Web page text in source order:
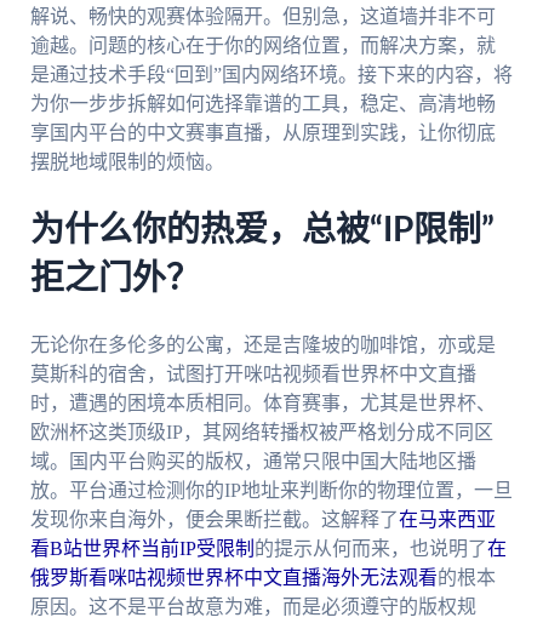
解说、畅快的观赛体验隔开。但别急，这道墙并非不可
逾越。问题的核心在于你的网络位置，而解决方案，就
是通过技术手段“回到”国内网络环境。接下来的内容，将
为你一步步拆解如何选择靠谱的工具，稳定、高清地畅
享国内平台的中文赛事直播，从原理到实践，让你彻底
摆脱地域限制的烦恼。
为什么你的热爱，总被“IP限制”
拒之门外？
无论你在多伦多的公寓，还是吉隆坡的咖啡馆，亦或是
莫斯科的宿舍，试图打开咪咕视频看世界杯中文直播
时，遭遇的困境本质相同。体育赛事，尤其是世界杯、
欧洲杯这类顶级IP，其网络转播权被严格划分成不同区
域。国内平台购买的版权，通常只限中国大陆地区播
放。平台通过检测你的IP地址来判断你的物理位置，一旦
发现你来自海外，便会果断拦截。这解释了在马来西亚
看B站世界杯当前IP受限制 的提示从何而来，也说明了在
俄罗斯看咪咕视频世界杯中文直播海外无法观看的根本
原因。这不是平台故意为难，而是必须遵守的版权规